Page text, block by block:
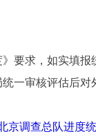
要求，如实填
一审核评估后对
京调查总队进度